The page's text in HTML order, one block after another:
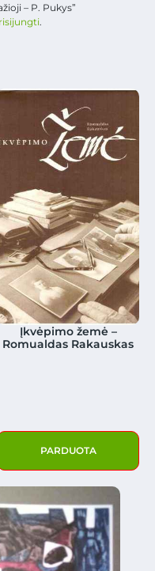
– P. Pukys”
.
Įkvėpimo žemė –
Romualdas Rakauskas
PARDUOTA